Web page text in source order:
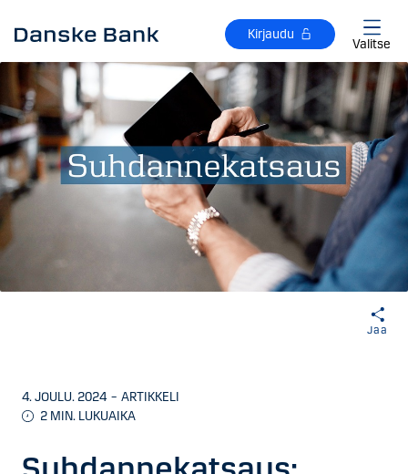
Kirjaudu
Valitse
Jaa
4. JOULU. 2024 – ARTIKKELI
2 MIN. LUKUAIKA